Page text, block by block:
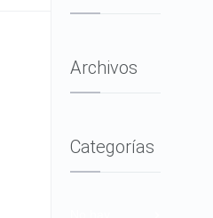
Archivos
Categorías